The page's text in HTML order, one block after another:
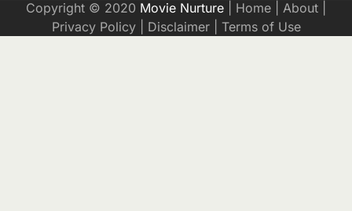
Copyright © 2020 Movie Nurture Home About
Privacy Policy| Disclaimer| Terms of Use